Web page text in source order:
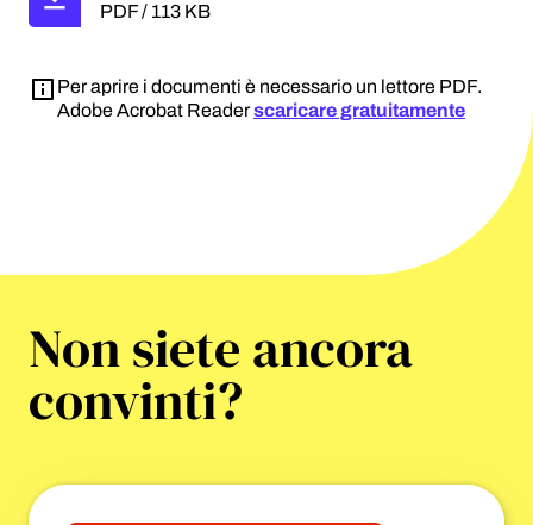
PDF / 113 KB
Per aprire i documenti è necessario un lettore PDF.
Adobe Acrobat Readerscaricare gratuitamente
Non siete ancora
convinti?